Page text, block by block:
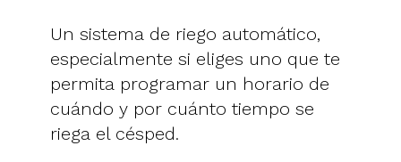
Un sistema de riego automático,
especialmente si eliges uno que te
permita programar un horario de
cuándo y por cuánto tiempo se
riega el césped.